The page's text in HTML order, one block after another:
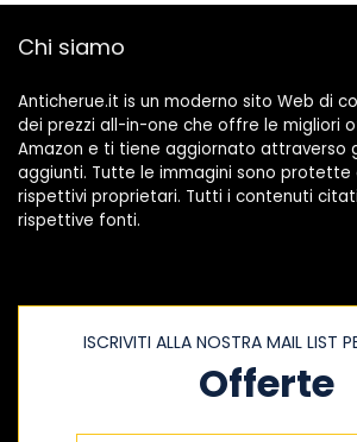
Chi siamo
Anticherue.it is un moderno sito Web di
dei prezzi all-in-one che offre le migliori
Amazon e ti tiene aggiornato attraverso
aggiunti. Tutte le immagini sono protette
rispettivi proprietari. Tutti i contenuti
rispettive fonti.
ISCRIVITI ALLA NOSTRA MAIL LIST
Offerte